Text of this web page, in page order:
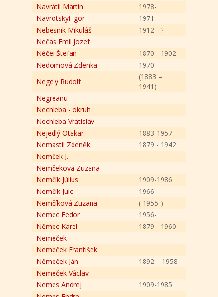
Navrátil Martin
1978-
Navrotskyi Igor
1971 -
Nebesnik Mikuláš
1912 - ?
Nečas Emil Jozef
Néčei Štefan
1870 - 1902
Nedomová Zdenka
1970-
Negely Rudolf
(1883 –
1941)
Negreanu
Nechleba - okruh
Nechleba Vratislav
Nejedlý Otakar
1883-1957
Nemastil Zdeněk
1879 - 1942
Nemček J.
Nemčeková Zuzana
Nemčík Július
1909-1986
Nemčík Julo
1966 -
Nemčíková Zuzana
( 1955-)
Nemec Fedor
1956-
Němec Karel
1879 - 1960
Nemeček
Nemeček František
Němeček Ján
1892 – 1958
Nemeček Václav
Nemes Andrej
1909-1985